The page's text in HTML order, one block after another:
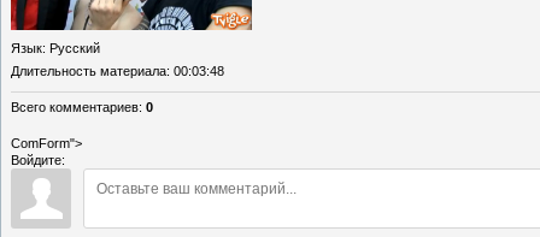
Язык: Русский
Длительность материала: 00:03:48
Всего комментариев: 0
ComForm">
Войдите: